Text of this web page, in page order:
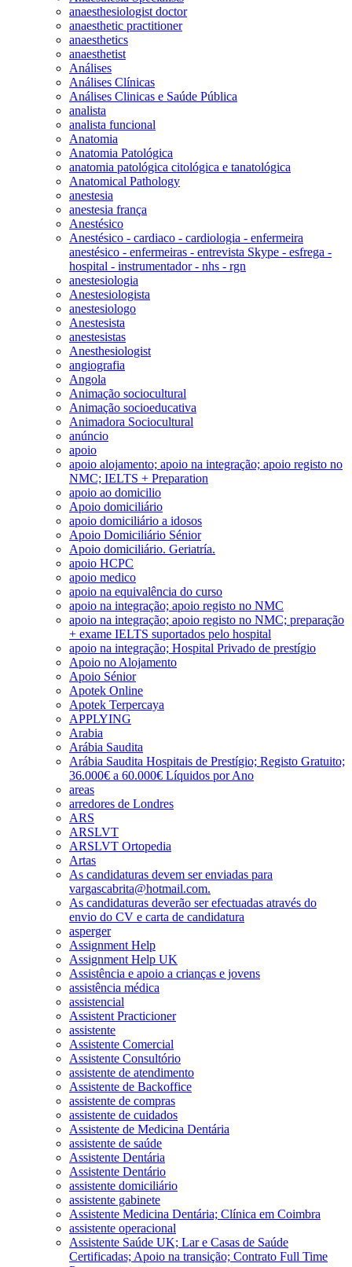
anaesthesiologist doctor
anaesthetic practitioner
anaesthetics
anaesthetist
Análises
Análises Clínicas
Análises Clinicas e Saúde Pública
analista
analista funcional
Anatomia
Anatomia Patológica
anatomia patológica citológica e tanatológica
Anatomical Pathology
anestesia
anestesia frança
Anestésico
Anestésico - cardiaco - cardiologia - enfermeira
anestésico - enfermeiras - entrevista Skype - esfrega -
hospital - instrumentador - nhs - rgn
anestesiologia
Anestesiologista
anestesiologo
Anestesista
anestesistas
Anesthesiologist
angiografia
Angola
Animação sociocultural
Animação socioeducativa
Animadora Sociocultural
anúncio
apoio
apoio alojamento; apoio na integração; apoio registo no
NMC; IELTS + Preparation
apoio ao domicilio
Apoio domiciliário
apoio domiciliário a idosos
Apoio Domiciliário Sénior
Apoio domiciliário. Geriatría.
apoio HCPC
apoio medico
apoio na equivalência do curso
apoio na integração; apoio registo no NMC
apoio na integração; apoio registo no NMC; preparação
+ exame IELTS suportados pelo hospital
apoio na integração; Hospital Privado de prestígio
Apoio no Alojamento
Apoio Sénior
Apotek Online
Apotek Terpercaya
APPLYING
Arabia
Arábia Saudita
Arábia Saudita Hospitais de Prestígio; Registo Gratuito;
36.000€ a 60.000€ Líquidos por Ano
areas
arredores de Londres
ARS
ARSLVT
ARSLVT Ortopedia
Artas
As candidaturas devem ser enviadas para
vargascabrita@hotmail.com.
As candidaturas deverão ser efectuadas através do
envio do CV e carta de candidatura
asperger
Assignment Help
Assignment Help UK
Assistência e apoio a crianças e jovens
assistência médica
assistencial
Assistent Practicioner
assistente
Assistente Comercial
Assistente Consultório
assistente de atendimento
Assistente de Backoffice
assistente de compras
assistente de cuidados
Assistente de Medicina Dentária
assistente de saúde
Assistente Dentária
Assistente Dentário
assistente domiciliário
assistente gabinete
Assistente Medicina Dentária; Clínica em Coimbra
assistente operacional
Assistente Saúde UK; Lar e Casas de Saúde
Certificadas; Apoio na transição; Contrato Full Time